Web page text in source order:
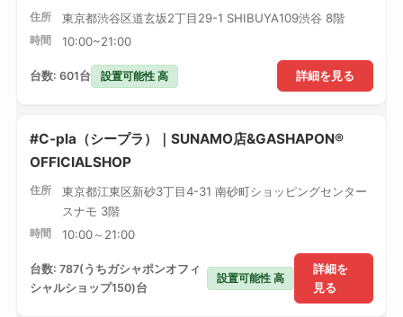
住所 東京都渋谷区道玄坂2丁目29-1 SHIBUYA109渋谷 8階
時間 10:00~21:00
詳細を見る
台数: 601台 設置可能性 高
#C-pla（シープラ）｜SUNAMO店&GASHAPON®
OFFICIALSHOP
住所
東京都江東区新砂3丁目4-31 南砂町ショッピングセンター
スナモ 3階
時間 10:00～21:00
詳細を
見る
台数: 787(うちガシャポンオフィ
シャルショップ150)台
設置可能性 高